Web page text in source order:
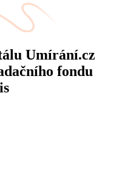
Umírání.cz
fondu